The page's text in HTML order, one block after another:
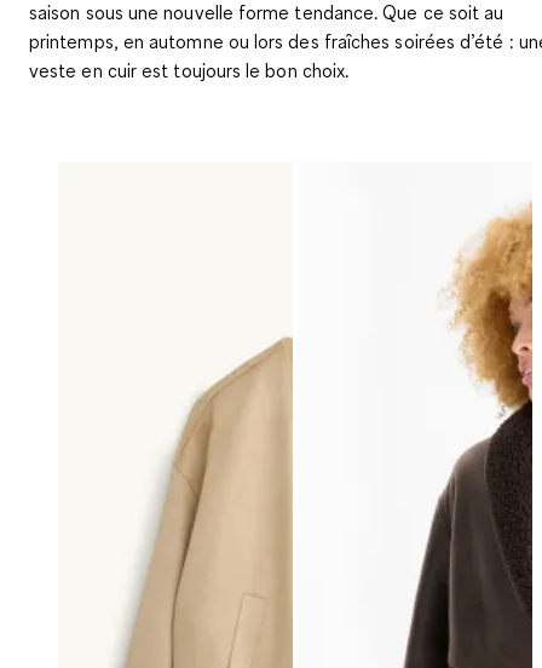
saison sous une nouvelle forme tendance. Que ce soit au
printemps, en automne ou lors des fraîches soirées d’été :
veste en cuir est toujours le bon choix.